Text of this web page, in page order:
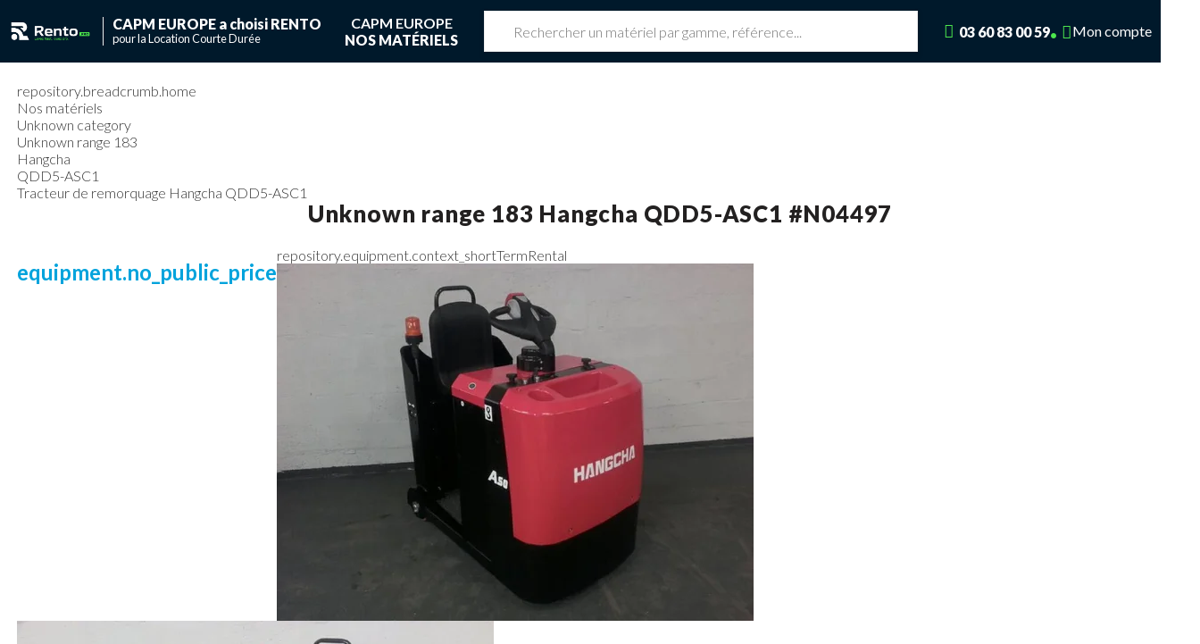
CAPM EUROPE a choisi RENTO
pour la Location Courte Durée
CAPM EUROPE
NOS MATÉRIELS
03 60 83 00 59 Mon compte
repository.breadcrumb.home
Nos matériels
Unknown category
Unknown range 183
Hangcha
QDD5-ASC1
Tracteur de remorquage Hangcha QDD5-ASC1
Unknown range 183 Hangcha QDD5-ASC1 #N04497
equipment.no_public_price
repository.equipment.context_shortTermRental
Vous avez une réservation en cours